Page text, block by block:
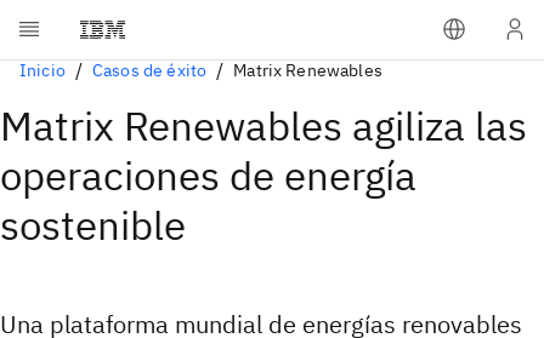
Inicio Casos de éxito Matrix Renewables
Matrix Renewables agiliza las
operaciones de energía
sostenible
Una plataforma mundial de energías renovables